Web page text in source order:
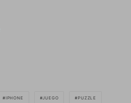
IPHONE JUEGO PUZZLE